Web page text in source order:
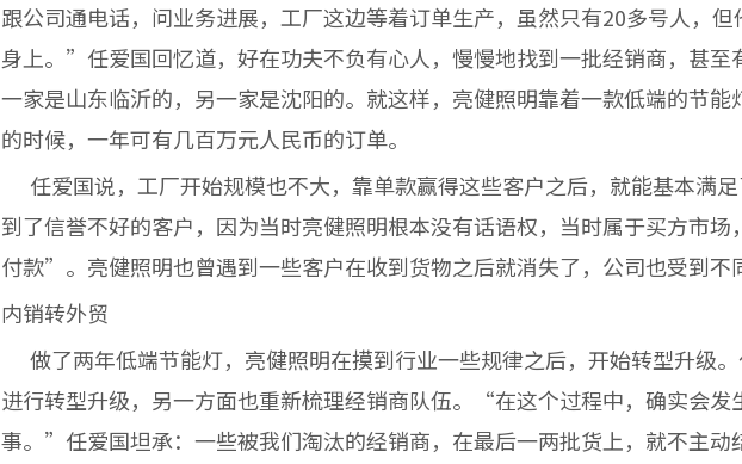
跟公司通电话，问业务进展，工厂这边等着订单生产，虽然只有20多号人，
身上。”任爱国回忆道，好在功夫不负有心人，慢慢地找到一批经销商，甚至
一家是山东临沂的，另一家是沈阳的。就这样，亮健照明靠着一款低端的节能
的时候，一年可有几百万元人民币的订单。
任爱国说，工厂开始规模也不大，靠单款赢得这些客户之后，就能基本满
到了信誉不好的客户，因为当时亮健照明根本没有话语权，当时属于买方市
付款”。亮健照明也曾遇到一些客户在收到货物之后就消失了，公司也受到不
内销转外贸
做了两年低端节能灯，亮健照明在摸到行业一些规律之后，开始转型升级
进行转型升级，另一方面也重新梳理经销商队伍。“在这个过程中，确实会发
事。”任爱国坦承：一些被我们淘汰的经销商，在最后一两批货上，就不主动